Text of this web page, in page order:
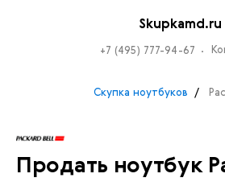
Skupkamd.ru
+7 (495) 777-94-67
Скупка ноутбуков
Продать ноутбук